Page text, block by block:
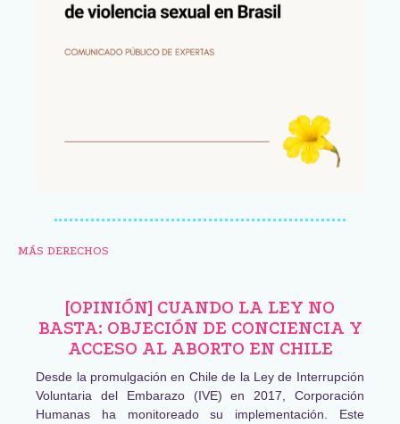
MÁS DERECHOS
[OPINIÓN] CUANDO LA LEY NO
BASTA: OBJECIÓN DE CONCIENCIA Y
ACCESO AL ABORTO EN CHILE
Desde la promulgación en Chile de la Ley de Interrupción
Voluntaria del Embarazo (IVE) en 2017, Corporación
Humanas ha monitoreado su implementación. Este